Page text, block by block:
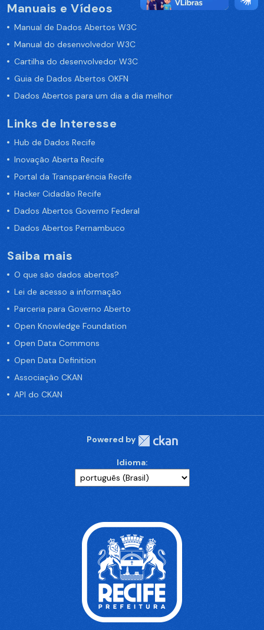
Manuais e Vídeos
Manual de Dados Abertos W3C
Manual do desenvolvedor W3C
Cartilha do desenvolvedor W3C
Guia de Dados Abertos OKFN
Dados Abertos para um dia a dia melhor
Links de Interesse
Hub de Dados Recife
Inovação Aberta Recife
Portal da Transparência Recife
Hacker Cidadão Recife
Dados Abertos Governo Federal
Dados Abertos Pernambuco
Saiba mais
O que são dados abertos?
Lei de acesso a informação
Parceria para Governo Aberto
Open Knowledge Foundation
Open Data Commons
Open Data Definition
Associação CKAN
API do CKAN
Powered by
Idioma